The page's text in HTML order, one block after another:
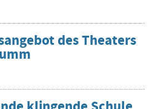
des Theaters